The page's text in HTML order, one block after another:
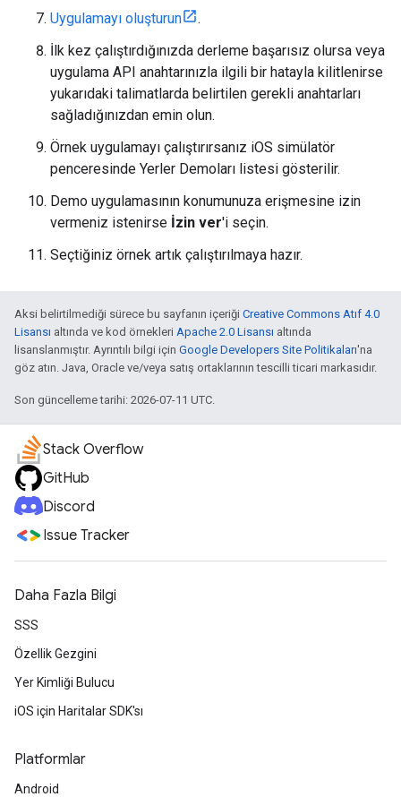
Uygulamayı oluşturun
.
İlk kez çalıştırdığınızda derleme başarısız olursa veya
uygulama API anahtarınızla ilgili bir hatayla kilitlenirse
yukarıdaki talimatlarda belirtilen gerekli anahtarları
sağladığınızdan emin olun.
Örnek uygulamayı çalıştırırsanız iOS simülatör
penceresinde Yerler Demoları listesi gösterilir.
Demo uygulamasının konumunuza erişmesine izin
vermeniz istenirse İzin ver'i seçin.
Seçtiğiniz örnek artık çalıştırılmaya hazır.
Aksi belirtilmediği sürece bu sayfanın içeriği Creative Commons Atıf 4.0
Lisansı altında ve kod örnekleri Apache 2.0 Lisansı altında
lisanslanmıştır. Ayrıntılı bilgi için Google Developers Site Politikaları'na
göz atın. Java, Oracle ve/veya satış ortaklarının tescilli ticari markasıdır.
Son güncelleme tarihi: 2026-07-11 UTC.
Stack Overflow
GitHub
Discord
Issue Tracker
Daha Fazla Bilgi
SSS
Özellik Gezgini
Yer Kimliği Bulucu
iOS için Haritalar SDK'sı
Platformlar
Android